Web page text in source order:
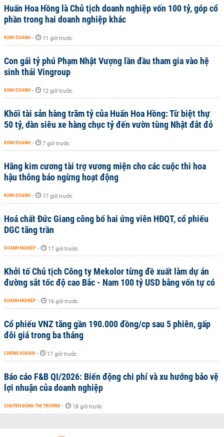
Huấn Hoa Hồng là Chủ tịch doanh nghiệp vốn 100 tỷ, góp cổ
phần trong hai doanh nghiệp khác
KINH DOANH - 11 giờ trước
Con gái tỷ phú Phạm Nhật Vượng lần đầu tham gia vào hệ
sinh thái Vingroup
KINH DOANH - 12 giờ trước
Khối tài sản hàng trăm tỷ của Huấn Hoa Hồng: Từ biệt thự
50 tỷ, dàn siêu xe hàng chục tỷ đến vườn tùng Nhật đắt đỏ
KINH DOANH - 7 giờ trước
Hãng kim cương tài trợ vương miện cho các cuộc thi hoa
hậu thông báo ngừng hoạt động
KINH DOANH - 17 giờ trước
Hoá chất Đức Giang công bố hai ứng viên HĐQT, cổ phiếu
DGC tăng trần
DOANH NGHIỆP - 17 giờ trước
Khởi tố Chủ tịch Công ty Mekolor từng đề xuất làm dự án
đường sắt tốc độ cao Bắc - Nam 100 tỷ USD bằng vốn tự có
DOANH NGHIỆP - 16 giờ trước
Cổ phiếu VNZ tăng gần 190.000 đồng/cp sau 5 phiên, gấp
đôi giá trong ba tháng
CHỨNG KHOÁN - 17 giờ trước
Báo cáo F&B QI/2026: Biến động chi phí và xu hướng bảo vệ
lợi nhuận của doanh nghiệp
CHUYỂN ĐỘNG THỊ TRƯỜNG - 18 giờ trước